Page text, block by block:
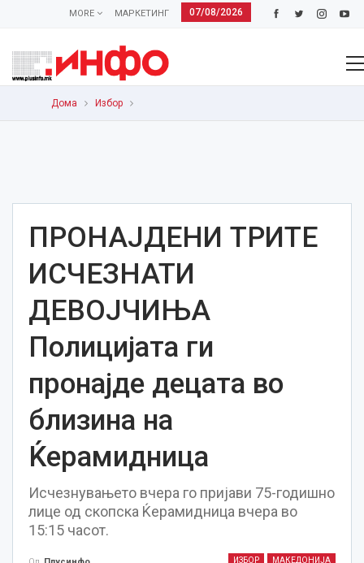
07/08/2026
МАРКЕТИНГ
MORE
Дома Избор
ПРОНАЈДЕНИ ТРИТЕ
ИСЧЕЗНАТИ
ДЕВОЈЧИЊА
Полицијата ги
пронајде децата во
близина на
Ќерамидница
Исчезнувањето вчера го пријави 75-годишно
лице од скопска Ќерамидница вчера во
15:15 часот.
ИЗБОР МАКЕДОНИЈА